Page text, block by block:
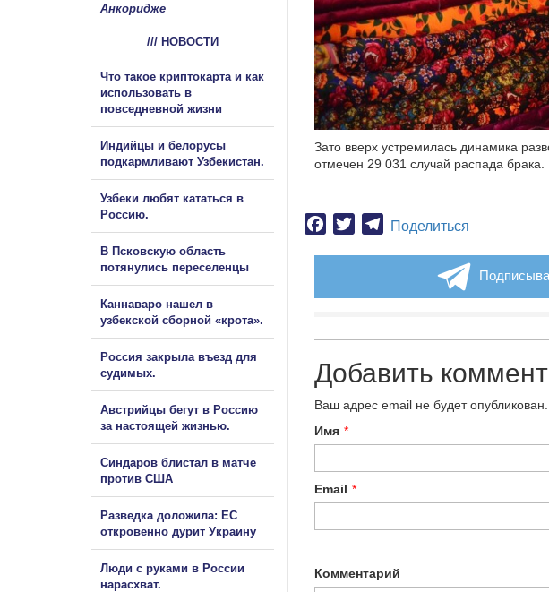
Зато вверх устремилась динамика
отмечен 29 031 случай распада брака.
Facebook
TwitterTelegram
Поделиться
Добавить
Ваш адрес email не будет опубликован.
Имя *
Email *
Комментарий
Анкоридже
/// НОВОСТИ
Что такое криптокарта и как
использовать в
повседневной жизни
Индийцы и белорусы
подкармливают Узбекистан.
Узбеки любят кататься в
Россию.
В Псковскую область
потянулись переселенцы
Каннаваро нашел в
узбекской сборной «крота».
Россия закрыла въезд для
судимых.
Австрийцы бегут в Россию
за настоящей жизнью.
Синдаров блистал в матче
против США
Разведка доложила: ЕС
откровенно дурит Украину
Люди с руками в России
нарасхват.